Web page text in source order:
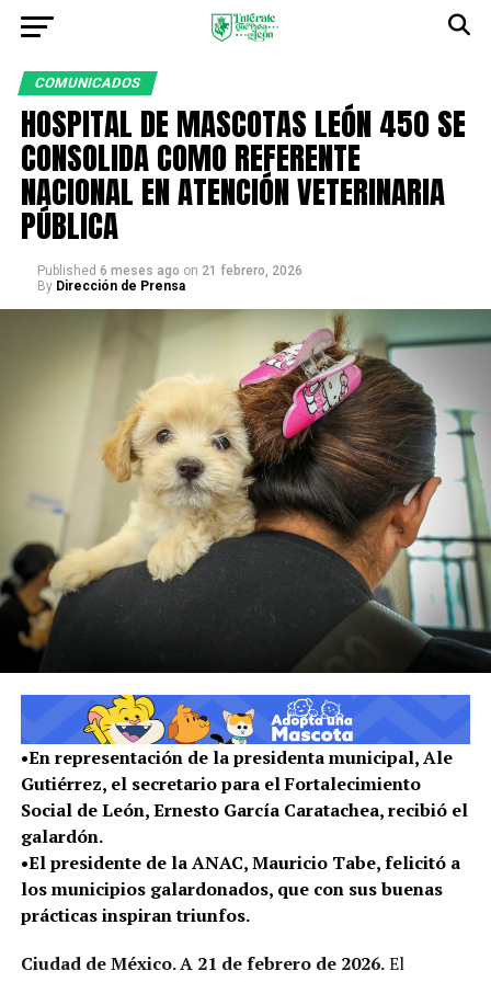
COMUNICADOS
HOSPITAL DE MASCOTAS LEÓN 450 SE
CONSOLIDA COMO REFERENTE
NACIONAL EN ATENCIÓN VETERINARIA
PÚBLICA
Published 6 meses ago on 21 febrero, 2026
By Dirección de Prensa
•En representación de la presidenta municipal, Ale
Gutiérrez, el secretario para el Fortalecimiento
Social de León, Ernesto García Caratachea, recibió el
galardón.
•El presidente de la ANAC, Mauricio Tabe, felicitó a
los municipios galardonados, que con sus buenas
prácticas inspiran triunfos.
Ciudad de México. A 21 de febrero de 2026.El